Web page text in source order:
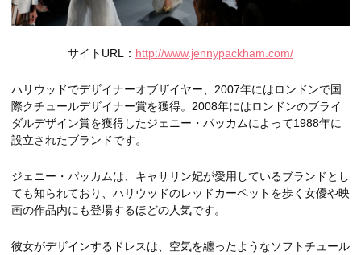
サイトURL： http://www.jennypackham.com/
ハリウッドでデザイナーオブザイヤー、2007年にはロンドンで国
際クチュールデザイナー賞を獲得。2008年にはロンドンのブライ
ダルデザイン賞を獲得したジェニー・パッカムによって1988年に
設立されたブランドです。
ジェニー・パッカムは、キャサリン妃が愛用しているブランドとし
ても知られており、ハリウッドのレッドカーペットを歩く女優や映
画の作品内にも登場するほどの人気です。
彼女がデザインするドレスは、空気を纏ったようなソフトチュール